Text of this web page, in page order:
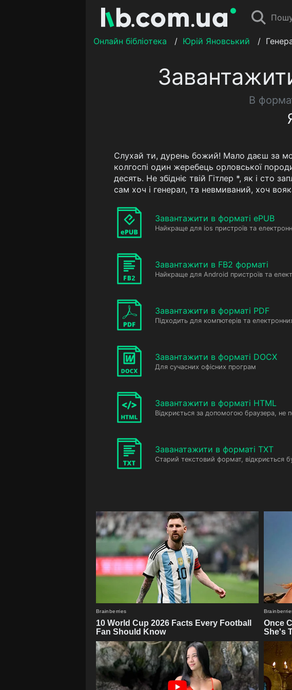
Онлайн бібліотека / Юрій Яновський /
В
Слухай ти, дурень божий! Мало даєш за
колгоспі один жеребець орловської
десять. Не збідніє твій Гітлер *, як і сто
сам хоч і генерал, та невмиваний, хоч
Завантажити в форматі ePUB
Найкраще для ios пристроїв та
Завантажити в FB2 форматі
Найкраще для Android пристроїв та
Завантажити в форматі PDF
Підходить для компютерів та
Завантажити в форматі DOCX
Для сучасних офісних програм
Завантажити в форматі HTML
Відкриється за допомогою браузера, не
Заванатажити в форматі TXT
Старий текстовий формат, відкриється